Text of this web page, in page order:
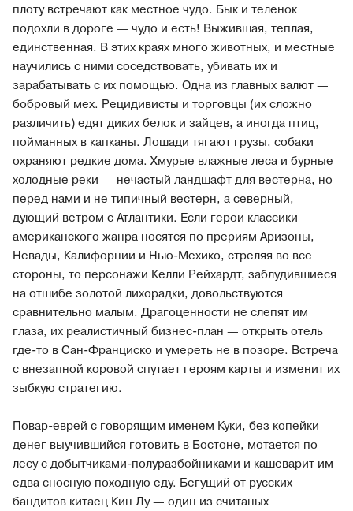
плоту встречают как местное чудо. Бык и теленок
подохли в дороге — чудо и есть! Выжившая, теплая,
единственная. В этих краях много животных, и местные
научились с ними соседствовать, убивать их и
зарабатывать с их помощью. Одна из главных валют —
бобровый мех. Рецидивисты и торговцы (их сложно
различить) едят диких белок и зайцев, а иногда птиц,
пойманных в капканы. Лошади тягают грузы, собаки
охраняют редкие дома. Хмурые влажные леса и бурные
холодные реки — нечастый ландшафт для вестерна, но
перед нами и не типичный вестерн, а северный,
дующий ветром с Атлантики. Если герои классики
американского жанра носятся по прериям Аризоны,
Невады, Калифорнии и Нью-Мехико, стреляя во все
стороны, то персонажи Келли Рейхардт, заблудившиеся
на отшибе золотой лихорадки, довольствуются
сравнительно малым. Драгоценности не слепят им
глаза, их реалистичный бизнес-план — открыть отель
где-то в Сан-Франциско и умереть не в позоре. Встреча
с внезапной коровой спутает героям карты и изменит их
зыбкую стратегию.
Повар-еврей с говорящим именем Куки, без копейки
денег выучившийся готовить в Бостоне, мотается по
лесу с добытчиками-полуразбойниками и кашеварит им
едва сносную походную еду. Бегущий от русских
бандитов китаец Кин Лу — один из считаных